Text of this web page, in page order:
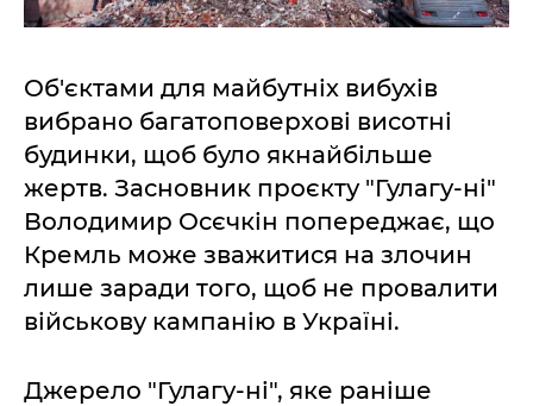
Об'єктами для майбутніх вибухів
вибрано багатоповерхові висотні
будинки, щоб було якнайбільше
жертв. Засновник проєкту "Гулагу-ні"
Володимир Осєчкін попереджає, що
Кремль може зважитися на злочин
лише заради того, щоб не провалити
військову кампанію в Україні.
Джерело "Гулагу-ні", яке раніше